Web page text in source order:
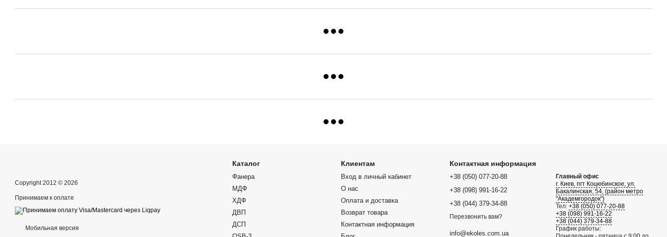
Copyright 2012 © 2026
Принимаем к оплате
Мобильная версия
Каталог
Фанера
МДФ
ХДФ
ДВП
ДСП
Клиентам
Вход в личный кабинет
О нас
Оплата и доставка
Возврат товара
Контактная информация
Контактная информация
+38 (050) 077-20-88
+38 (098) 991-16-22
+38 (044) 379-34-88
Перезвонить вам?
info@ekoles.com.ua
Главный офис
г. Киев, пгт Коцюбинское, ул.
Бакалинская, 54, (район метро
"Академгородок")
Тел: +38 (050) 077-20-88
+38 (098) 991-16-22
+38 (044) 379-34-88
График работы: